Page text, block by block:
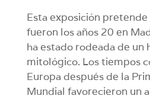
Esta exposición
fueron los años 20 en
ha estado rodeada de un
mitológico. Los tiempos
Europa después de la
Mundial favorecieron un